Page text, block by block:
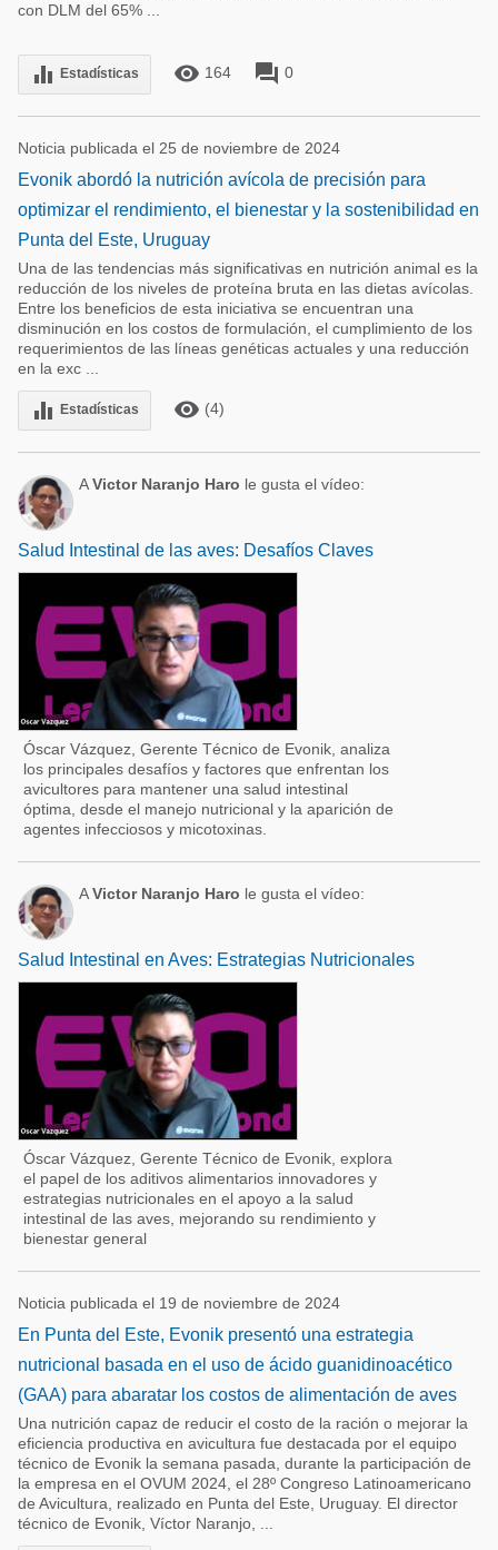
con DLM del 65% ...
equalizer Estadísticas remove_red_eye 164 forum 0
Noticia publicada el 25 de noviembre de 2024
Evonik abordó la nutrición avícola de precisión para
optimizar el rendimiento, el bienestar y la sostenibilidad en
Punta del Este, Uruguay
Una de las tendencias más significativas en nutrición animal es la
reducción de los niveles de proteína bruta en las dietas avícolas.
Entre los beneficios de esta iniciativa se encuentran una
disminución en los costos de formulación, el cumplimiento de los
requerimientos de las líneas genéticas actuales y una reducción
en la exc ...
equalizer Estadísticas remove_red_eye (4)
AVictor Naranjo Haro le gusta el vídeo:
Salud Intestinal de las aves: Desafíos Claves
Óscar Vázquez, Gerente Técnico de Evonik, analiza
los principales desafíos y factores que enfrentan los
avicultores para mantener una salud intestinal
óptima, desde el manejo nutricional y la aparición de
agentes infecciosos y micotoxinas.
AVictor Naranjo Haro le gusta el vídeo:
Salud Intestinal en Aves: Estrategias Nutricionales
Óscar Vázquez, Gerente Técnico de Evonik, explora
el papel de los aditivos alimentarios innovadores y
estrategias nutricionales en el apoyo a la salud
intestinal de las aves, mejorando su rendimiento y
bienestar general
Noticia publicada el 19 de noviembre de 2024
En Punta del Este, Evonik presentó una estrategia
nutricional basada en el uso de ácido guanidinoacético
(GAA) para abaratar los costos de alimentación de aves
Una nutrición capaz de reducir el costo de la ración o mejorar la
eficiencia productiva en avicultura fue destacada por el equipo
técnico de Evonik la semana pasada, durante la participación de
la empresa en el OVUM 2024, el 28º Congreso Latinoamericano
de Avicultura, realizado en Punta del Este, Uruguay. El director
técnico de Evonik, Víctor Naranjo, ...